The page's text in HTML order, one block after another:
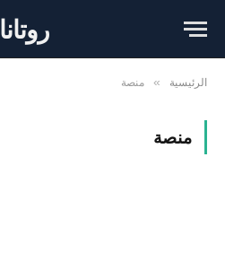
روتانا
الرئيسية » منصة
منصة